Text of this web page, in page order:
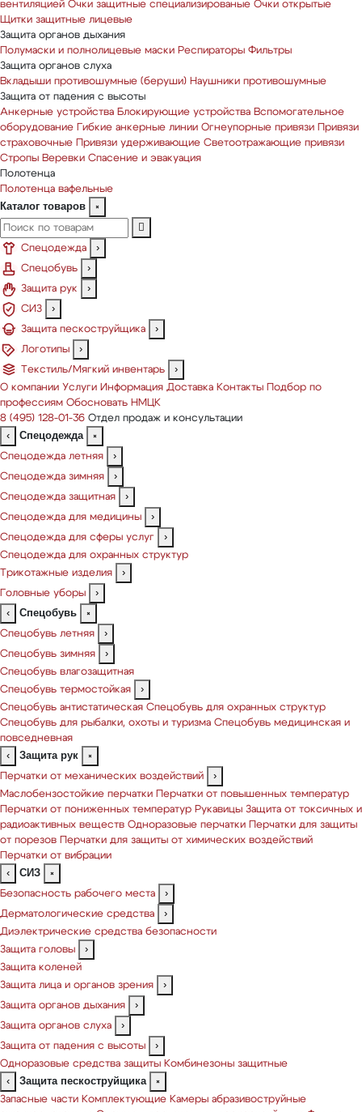
вентиляцией Очки защитные специализированые Очки открытые
Щитки защитные лицевые
Защита органов дыхания
Полумаски и полнолицевые маски Респираторы Фильтры
Защита органов слуха
Вкладыши противошумные (беруши) Наушники противошумные
Защита от падения с высоты
Анкерные устройства Блокирующие устройства Вспомогательное
оборудование
Гибкие анкерные линии Огнеупорные привязи
Привязи
страховочные
Привязи удерживающие Светоотражающие привязи
Стропы Веревки Спасение и эвакуация
Полотенца
Полотенца вафельные
Каталог товаров ×
Спецодежда
›
Спецобувь
›
Защита рук
›
СИЗ
›
Защита пескоструйщика
›
Логотипы
›
Текстиль/Мягкий инвентарь
›
О компании Услуги Информация Доставка Контакты
Подбор по
профессиям Обосновать НМЦК
8 (495) 128-01-36 Отдел продаж и консультации
‹
Спецодежда
×
Спецодежда летняя
›
Спецодежда зимняя
›
Спецодежда защитная
›
Спецодежда для медицины
›
Спецодежда для сферы услуг
›
Спецодежда для охранных структур
Трикотажные изделия
›
Головные уборы
›
‹
Спецобувь
×
Спецобувь летняя
›
Спецобувь зимняя
›
Спецобувь влагозащитная
Спецобувь термостойкая
›
Спецобувь антистатическая Спецобувь для охранных структур
Спецобувь для рыбалки, охоты и туризма Спецобувь медицинская и
повседневная
‹
Защита рук
×
Перчатки от механических воздействий
›
Маслобензостойкие перчатки
Перчатки от повышенных температур
Перчатки от пониженных температур Рукавицы Защита от токсичных и
радиоактивных веществ Одноразовые перчатки
Перчатки для защиты
от порезов
Перчатки для защиты от химических воздействий
Перчатки от вибрации
‹
СИЗ
×
Безопасность рабочего места
›
Дерматологические средства
›
Диэлектрические средства безопасности
Защита головы
›
Защита коленей
Защита лица и органов зрения
›
Защита органов дыхания
›
Защита органов слуха
›
Защита от падения с высоты
›
Одноразовые средства защиты Комбинезоны защитные
‹
Защита пескоструйщика
×
Запасные части Комплектующие Камеры абразивоструйные